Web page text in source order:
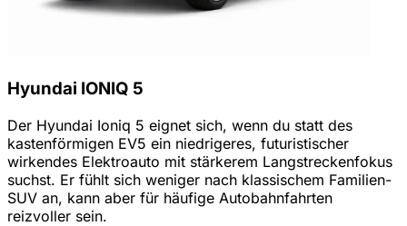
Hyundai IONIQ 5
Der Hyundai Ioniq 5 eignet sich, wenn du statt des
kastenförmigen EV5 ein niedrigeres, futuristischer
wirkendes Elektroauto mit stärkerem Langstreckenfokus
suchst. Er fühlt sich weniger nach klassischem Familien-
SUV an, kann aber für häufige Autobahnfahrten
reizvoller sein.